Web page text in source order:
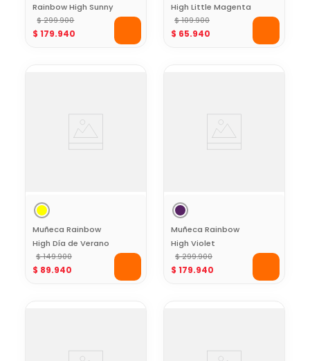
Rainbow High Sunny
$ 299.900
$ 179.940
High Little Magenta
Look Urbano con
Mascota y
$ 109.900
$ 65.940
Muñeca Rainbow
High Día de Verano
Sunny
$ 149.900
$ 89.940
Muñeca Rainbow
High Violet
Cristales Creativos
con Look Morado
$ 299.900
$ 179.940